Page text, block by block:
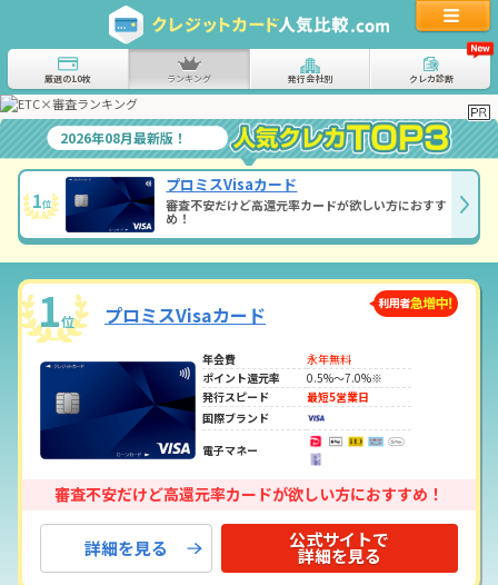
厳選の10枚 ランキング 発行会社別 クレカ診断
2026年08月最新版！
1位
プロミスVisaカード
審査不安だけど高還元率カードが欲しい方におすす
め！
1位 プロミスVisaカード
年会費
永年無料
ポイント還元率
0.5%～7.0%※
発行スピード
最短5営業日
国際ブランド
電子マネー
審査不安だけど高還元率カードが欲しい方におすすめ！
詳細を見る 公式サイトで
詳細を見る